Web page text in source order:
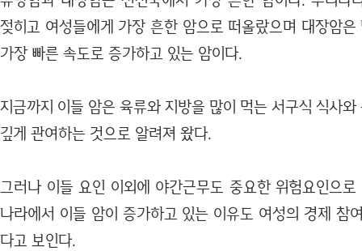
젖히고 여성들에게 가장 흔한 암으로 떠올랐으며 대장암
가장 빠른 속도로 증가하고 있는 암이다.
지금까지 이들 암은 육류와 지방을 많이 먹는 서구식 식사
깊게 관여하는 것으로 알려져 왔다.
그러나 이들 요인 이외에 야간근무도 중요한 위험요인으
나라에서 이들 암이 증가하고 있는 이유도 여성의 경제 참
다고 보인다.